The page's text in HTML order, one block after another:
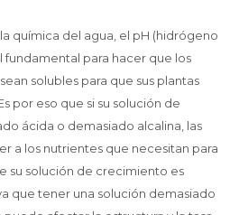
química del agua, el pH (hidrógeno
para hacer que los
solubles para que sus plantas
por eso que si su solución de
ácida o demasiado alcalina, las
a los nutrientes que necesitan para
su solución de crecimiento es
que tener una solución demasiado